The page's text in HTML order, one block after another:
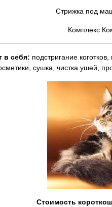
Стрижка под
Комплекс
в себя: подстригание
сушка, чистка ушей,
Стоимость